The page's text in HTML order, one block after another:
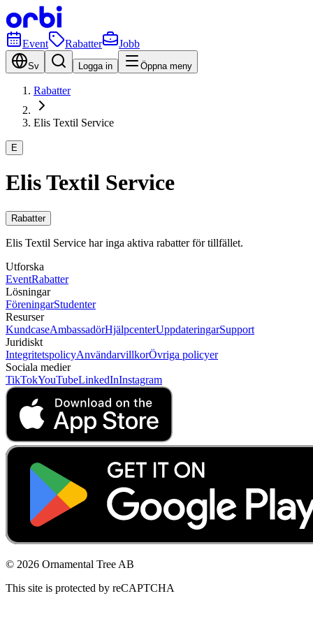
Event Rabatter Jobb
Sv Logga in Öppna meny
Rabatter
Elis Textil Service
E
Elis Textil Service
Rabatter
Elis Textil Service har inga aktiva rabatter för tillfället.
Utforska
EventRabatter
Lösningar
FöreningarStudenter
Resurser
KundcaseAmbassadörHjälpcenterUppdateringarSupport
Juridiskt
IntegritetspolicyAnvändarvillkorÖvriga policyer
Sociala medier
TikTokYouTubeLinkedInInstagram
© 2026 Ornamental Tree AB
This site is protected by reCAPTCHA